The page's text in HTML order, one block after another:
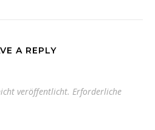
A REPLY
veröffentlicht. Erforderliche